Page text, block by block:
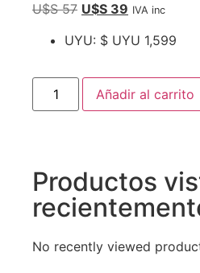
U$S57 U$S 39 IVA inc
UYU: $ UYU 1,599
Añadir al carrito
Productos
No recently viewed